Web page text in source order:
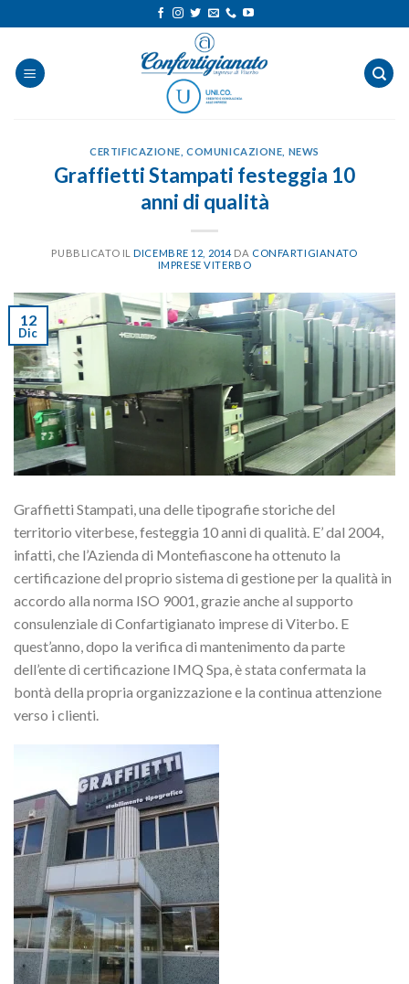
ai
contenuti
CERTIFICAZIONE ,COMUNICAZIONE NEWS
Graffietti Stampati festeggia 10
anni di qualità
PUBBLICATO ILDICEMBRE 12, 2014 DA CONFARTIGIANATO
IMPRESE VITERBO
12
Dic
Graffietti Stampati, una delle tipografie storiche del
territorio viterbese, festeggia 10 anni di qualità. E’ dal 2004,
infatti, che l’Azienda di Montefiascone ha ottenuto la
certificazione del proprio sistema di gestione per la qualità in
accordo alla norma ISO 9001, grazie anche al supporto
consulenziale di Confartigianato imprese di Viterbo. E
quest’anno, dopo la verifica di mantenimento da parte
dell’ente di certificazione IMQ Spa, è stata confermata la
bontà della propria organizzazione e la continua attenzione
verso i clienti.